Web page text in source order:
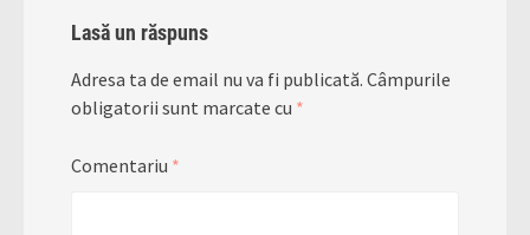
Lasă un răspuns
Adresa ta de email nu va fi publicată. Câmpurile
obligatorii sunt marcate cu *
Comentariu *